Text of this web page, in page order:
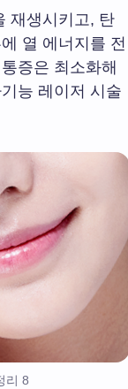
재생시키고, 탄
열 에너지를 전
증은 최소화해
능 레이저 시술
리 8